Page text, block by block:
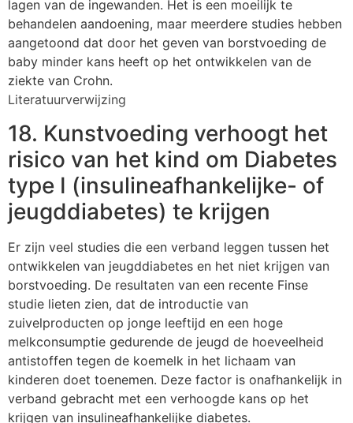
lagen van de ingewanden. Het is een moeilijk te
behandelen aandoening, maar meerdere studies hebben
aangetoond dat door het geven van borstvoeding de
baby minder kans heeft op het ontwikkelen van de
ziekte van Crohn.
Literatuurverwijzing
18. Kunstvoeding verhoogt het
risico van het kind om Diabetes
type I (insulineafhankelijke- of
jeugddiabetes) te krijgen
Er zijn veel studies die een verband leggen tussen het
ontwikkelen van jeugddiabetes en het niet krijgen van
borstvoeding. De resultaten van een recente Finse
studie lieten zien, dat de introductie van
zuivelproducten op jonge leeftijd en een hoge
melkconsumptie gedurende de jeugd de hoeveelheid
antistoffen tegen de koemelk in het lichaam van
kinderen doet toenemen. Deze factor is onafhankelijk in
verband gebracht met een verhoogde kans op het
krijgen van insulineafhankelijke diabetes.